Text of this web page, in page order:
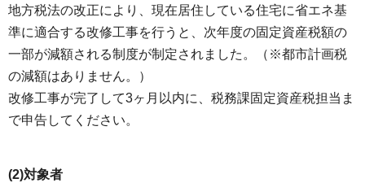
地方税法の改正により、現在居住している住宅に省エネ基
準に適合する改修工事を行うと、次年度の固定資産税額の
一部が減額される制度が制定されました。（※都市計画税
の減額はありません。）
改修工事が完了して3ヶ月以内に、税務課固定資産税担当ま
で申告してください。
(2)対象者